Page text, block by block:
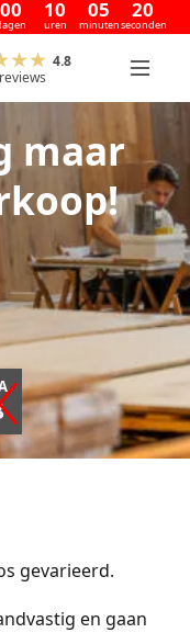
00 10
uren
05
minuten
20
seconden
4.8
maar
gevarieerd.
en gaan